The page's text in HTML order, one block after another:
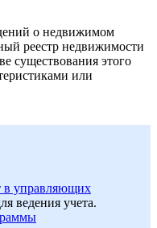
о недвижимом
реестр недвижимости
существования этого
или
в управляющих
ведения учета.